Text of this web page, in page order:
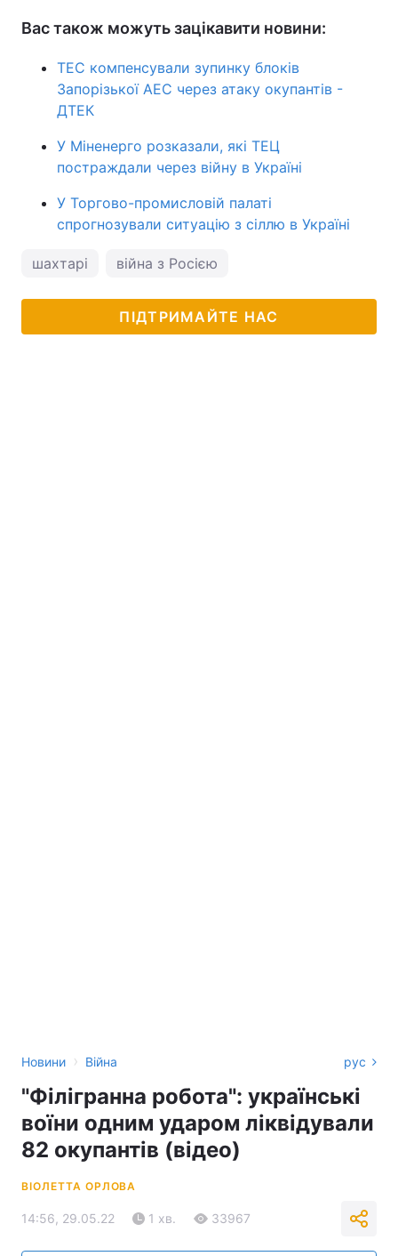
Вас також можуть зацікавити новини:
ТЕС компенсували зупинку блоків
Запорізької АЕС через атаку окупантів -
ДТЕК
У Міненерго розказали, які ТЕЦ
постраждали через війну в Україні
У Торгово-промисловій палаті
спрогнозували ситуацію з сіллю в Україні
шахтарі війна з Росією
ПІДТРИМАЙТЕ НАС
Новини › Війна рус
"Філігранна робота": українські
воїни одним ударом ліквідували
82 окупантів (відео)
ВІОЛЕТТА ОРЛОВА
14:56, 29.05.22 1 хв. 33967